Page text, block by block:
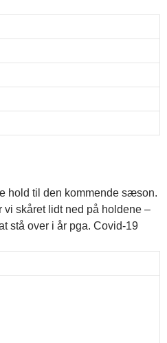
hold til den kommende sæson.
vi skåret lidt ned på holdene –
stå over i år pga. Covid-19